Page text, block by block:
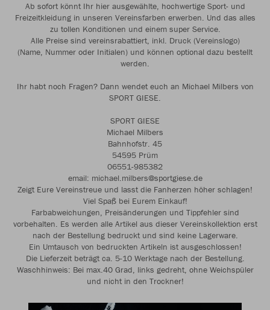
Ab sofort könnt Ihr hier ausgewählte, hochwertige Sport- und
Freizeitkleidung in unseren Vereinsfarben erwerben. Und das alles
zu tollen Konditionen und einem super Service.
Alle Preise sind vereinsrabattiert, inkl. Druck (Vereinslogo)
(Name, Nummer oder Initialen) und können optional dazu bestellt
werden.
Ihr habt noch Fragen? Dann wendet euch an Michael Milbers von
SPORT GIESE.
SPORT GIESE
Michael Milbers
Bahnhofstr. 45
54595 Prüm
06551-985382
email: michael.milbers@sportgiese.de
Zeigt Eure Vereinstreue und lasst die Fanherzen höher schlagen!
Viel Spaß bei Eurem Einkauf!
Farbabweichungen, Preisänderungen und Tippfehler sind
vorbehalten. Es werden alle Artikel aus dieser Vereinskollektion erst
nach der Bestellung bedruckt und sind keine Lagerware.
Ein Umtausch von bedruckten Artikeln ist ausgeschlossen!
Die Lieferzeit beträgt ca. 5-10 Werktage nach der Bestellung.
Waschhinweis: Bei max.40 Grad, links gedreht, ohne Weichspüler
und nicht in den Trockner!